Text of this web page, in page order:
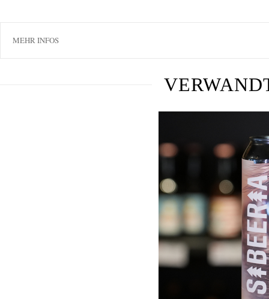
MEHR INFOS